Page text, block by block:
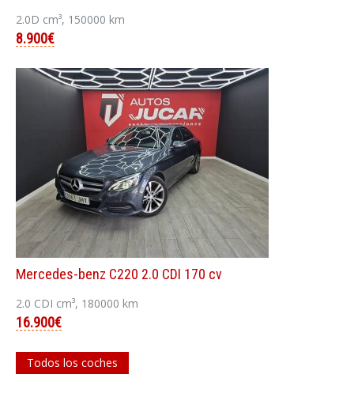
2.0D cm³, 150000 km
8.900€
Mercedes-benz C220 2.0 CDI 170 cv
2.0 CDI cm³, 180000 km
16.900€
Todos los coches